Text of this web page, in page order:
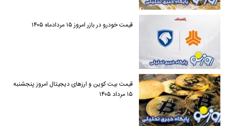
قیمت خودرو در بازر امروز ۱۵ مردادماه ۱۴۰۵
قیمت بیت کوین و ارز‌های دیجیتال امروز پنجشنبه
۱۵ مرداد ۱۴۰۵